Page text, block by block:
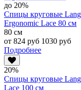
до 20%
Спицы круговые
Ergonomic Lace 80 см
80 см
от 824 руб 1030 руб
Подробнее
20%
Спицы круговые
Lace 100 см